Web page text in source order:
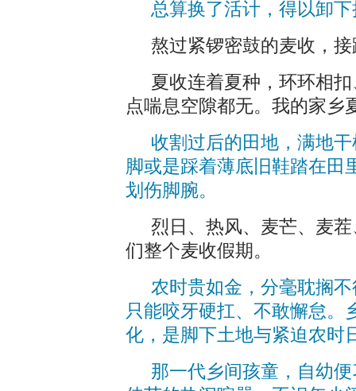
总算换了活计，得以卸
熬过紧锣密鼓的麦收，
夏收连着夏种，环环相
点喘息空隙都无。我的家乡
收割过后的田地，满地
脚或是踩着薄底旧鞋踏在田
划伤脚腕。
烈日、热风、麦芒、麦
们整个麦收假期。
农时贵如金，分毫耽搁
只能咬牙硬扛、不敢懈怠。
化，是脚下土地与紧迫农时
那一代乡间孩童，自幼